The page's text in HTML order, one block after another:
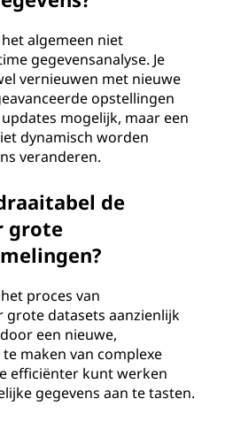
algemeen niet
gegevensanalyse. Je
vernieuwen met nieuwe
opstellingen
mogelijk, maar een
dynamisch worden
veranderen.
de
grote
proces van
grote datasets aanzienlijk
een nieuwe,
maken van complexe
efficiënter kunt werken
gegevens aan te tasten.